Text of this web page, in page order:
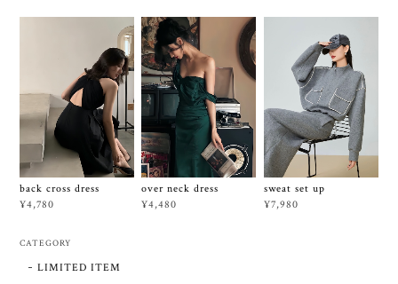
back cross dress
¥4,780
over neck dress
¥4,480
sweat set up
¥7,980
CATEGORY
LIMITED ITEM